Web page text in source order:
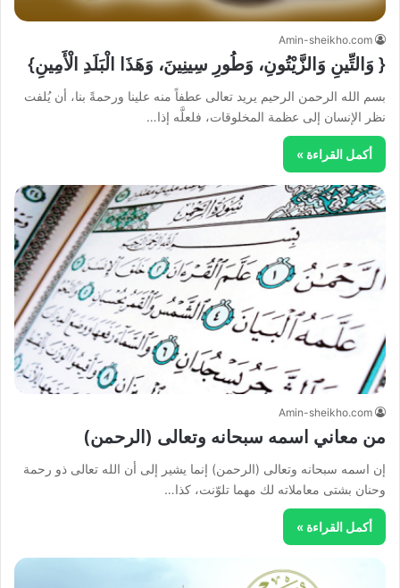
Amin-sheikho.com
{ وَالتِّينِ وَالزَّيْتُونِ، وَطُورِ سِينِينَ، وَهَذَا الْبَلَدِ الْأَمِينِ}
بسم الله الرحمن الرحيم يريد تعالى عطفاً منه علينا ورحمةً بنا، أن يُلفت
نظر الإنسان إلى عظمة المخلوقات، فلعلَّه إذا…
أكمل القراءة »
Amin-sheikho.com
من معاني اسمه سبحانه وتعالى (الرحمن)
إن اسمه سبحانه وتعالى (الرحمن) إنما يشير إلى أن الله تعالى ذو رحمة
وحنان بشتى معاملاته لك مهما تلوّنت، كذا…
أكمل القراءة »